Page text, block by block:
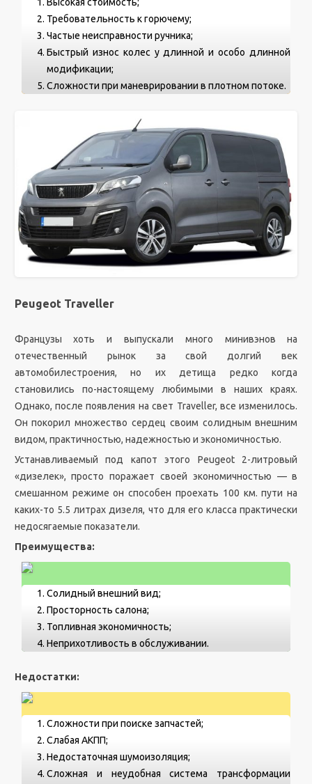
Требовательность к горючему;
Частые неисправности ручника;
Быстрый износ колес у длинной и особо длинной
модификации;
Сложности при маневрировании в плотном потоке.
Peugeot Traveller
Французы хоть и выпускали много минивэнов на
отечественный рынок за свой долгий век
автомобилестроения, но их детища редко когда
становились по-настоящему любимыми в наших краях.
Однако, после появления на свет Traveller, все изменилось.
Он покорил множество сердец своим солидным внешним
видом, практичностью, надежностью и экономичностью.
Устанавливаемый под капот этого Peugeot 2-литровый
«дизелек», просто поражает своей экономичностью — в
смешанном режиме он способен проехать 100 км. пути на
каких-то 5.5 литрах дизеля, что для его класса практически
недосягаемые показатели.
Преимущества:
Солидный внешний вид;
Просторность салона;
Топливная экономичность;
Неприхотливость в обслуживании.
Недостатки:
Сложности при поиске запчастей;
Слабая АКПП;
Недостаточная шумоизоляция;
Сложная и неудобная система трансформации